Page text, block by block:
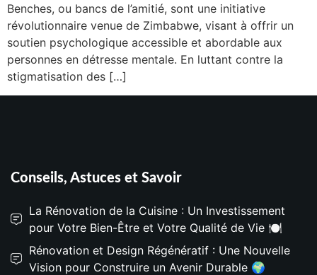
Benches, ou bancs de l’amitié, sont une initiative
révolutionnaire venue de Zimbabwe, visant à offrir un
soutien psychologique accessible et abordable aux
personnes en détresse mentale. En luttant contre la
stigmatisation des […]
Conseils, Astuces et Savoir
La Rénovation de la Cuisine : Un Investissement
pour Votre Bien-Être et Votre Qualité de Vie 🍽️
Rénovation et Design Régénératif : Une Nouvelle
Vision pour Construire un Avenir Durable 🌍